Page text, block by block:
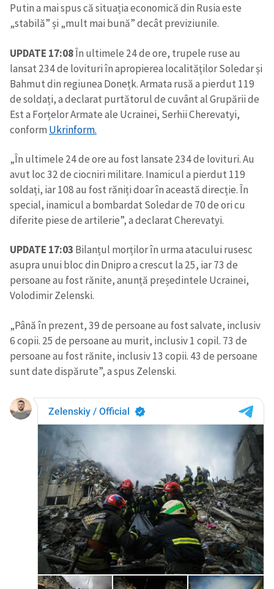
Trimite o informație
Despre ZdG
in English
на русском
Putin a mai spus că situația economică din Rusia este
„stabilă” și „mult mai bună” decât previziunile.
UPDATE 17:08În ultimele 24 de ore, trupele ruse au
lansat 234 de lovituri în apropierea localităților Soledar și
Bahmut din regiunea Donețk. Armata rusă a pierdut 119
de soldați, a declarat purtătorul de cuvânt al Grupării de
Est a Forțelor Armate ale Ucrainei, Serhii Cherevatyi,
conform Ukrinform.
„În ultimele 24 de ore au fost lansate 234 de lovituri. Au
avut loc 32 de ciocniri militare. Inamicul a pierdut 119
soldați, iar 108 au fost răniți doar în această direcție. În
special, inamicul a bombardat Soledar de 70 de ori cu
diferite piese de artilerie”, a declarat Cherevatyi.
UPDATE 17:03 Bilanțul morților în urma atacului rusesc
asupra unui bloc din Dnipro a crescut la 25, iar 73 de
persoane au fost rănite, anunță președintele Ucrainei,
Volodimir Zelenski.
„Până în prezent, 39 de persoane au fost salvate, inclusiv
6 copii. 25 de persoane au murit, inclusiv 1 copil. 73 de
persoane au fost rănite, inclusiv 13 copii. 43 de persoane
sunt date dispărute”, a spus Zelenski.